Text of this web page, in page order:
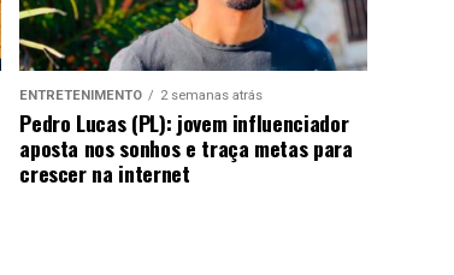
ENTRETENIMENTO 2 semanas atrás
Pedro Lucas (PL): jovem influenciador
aposta nos sonhos e traça metas para
crescer na internet